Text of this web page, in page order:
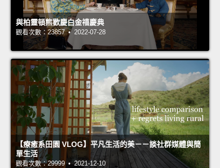
與柏靈頓熊歡慶白金禧慶典
觀看次數：23857 • 2022-07-28
【療癒系田園 VLOG】平凡生活的美－－談社群媒體與簡
單生活
觀看次數：29999 • 2021-12-10